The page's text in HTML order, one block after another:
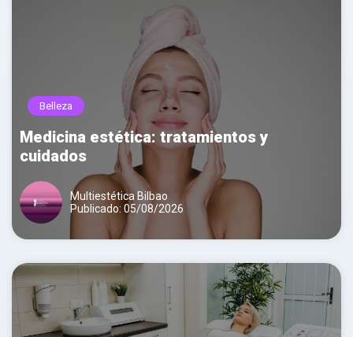
Belleza
Medicina estética: tratamientos y
cuidados
Multiestética Bilbao
Publicado: 05/08/2026